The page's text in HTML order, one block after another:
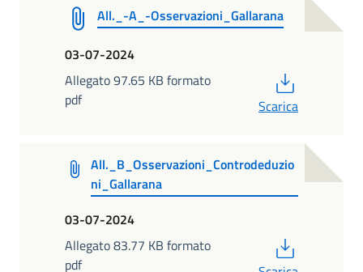
All._-A_-Osservazioni_Gallarana
03-07-2024
Allegato 97.65 KB formato
pdf
Scarica
All._B_Osservazioni_Controdeduzio
ni_Gallarana
03-07-2024
Allegato 83.77 KB formato
pdf